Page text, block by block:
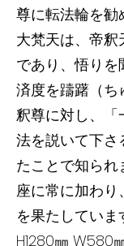
尊に転法輪を勧
大梵天は、帝
であり、悟り
済度を躊躇（ち
釈尊に対し、「
法を説いて下さ
たことで知ら
座に常に加わり
を果たしていま
H1280㎜ W580